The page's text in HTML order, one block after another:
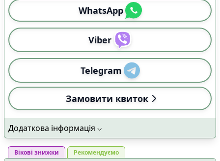
WhatsApp
Viber
Telegram
Замовити квиток
Додаткова інформація
Вікові знижки
Рекомендуємо